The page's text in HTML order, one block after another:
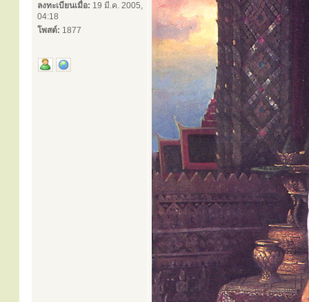
ลงทะเบียนเมื่อ: 19 มี.ค. 2005,
04:18
โพสต์: 1877